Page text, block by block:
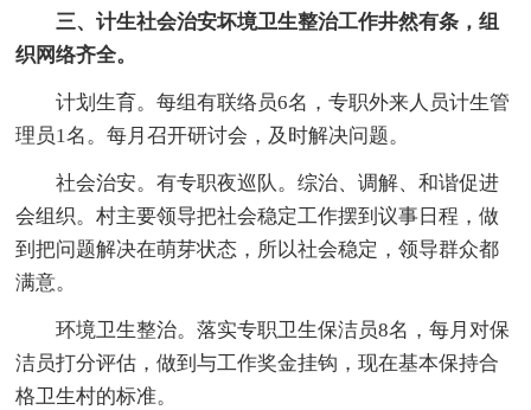
三、计生社会治安坏境卫生整治工作井然有条，组
织网络齐全。
计划生育。每组有联络员6名，专职外来人员计生管
理员1名。每月召开研讨会，及时解决问题。
社会治安。有专职夜巡队。综治、调解、和谐促进
会组织。村主要领导把社会稳定工作摆到议事日程，做
到把问题解决在萌芽状态，所以社会稳定，领导群众都
满意。
环境卫生整治。落实专职卫生保洁员8名，每月对保
洁员打分评估，做到与工作奖金挂钩，现在基本保持合
格卫生村的标准。